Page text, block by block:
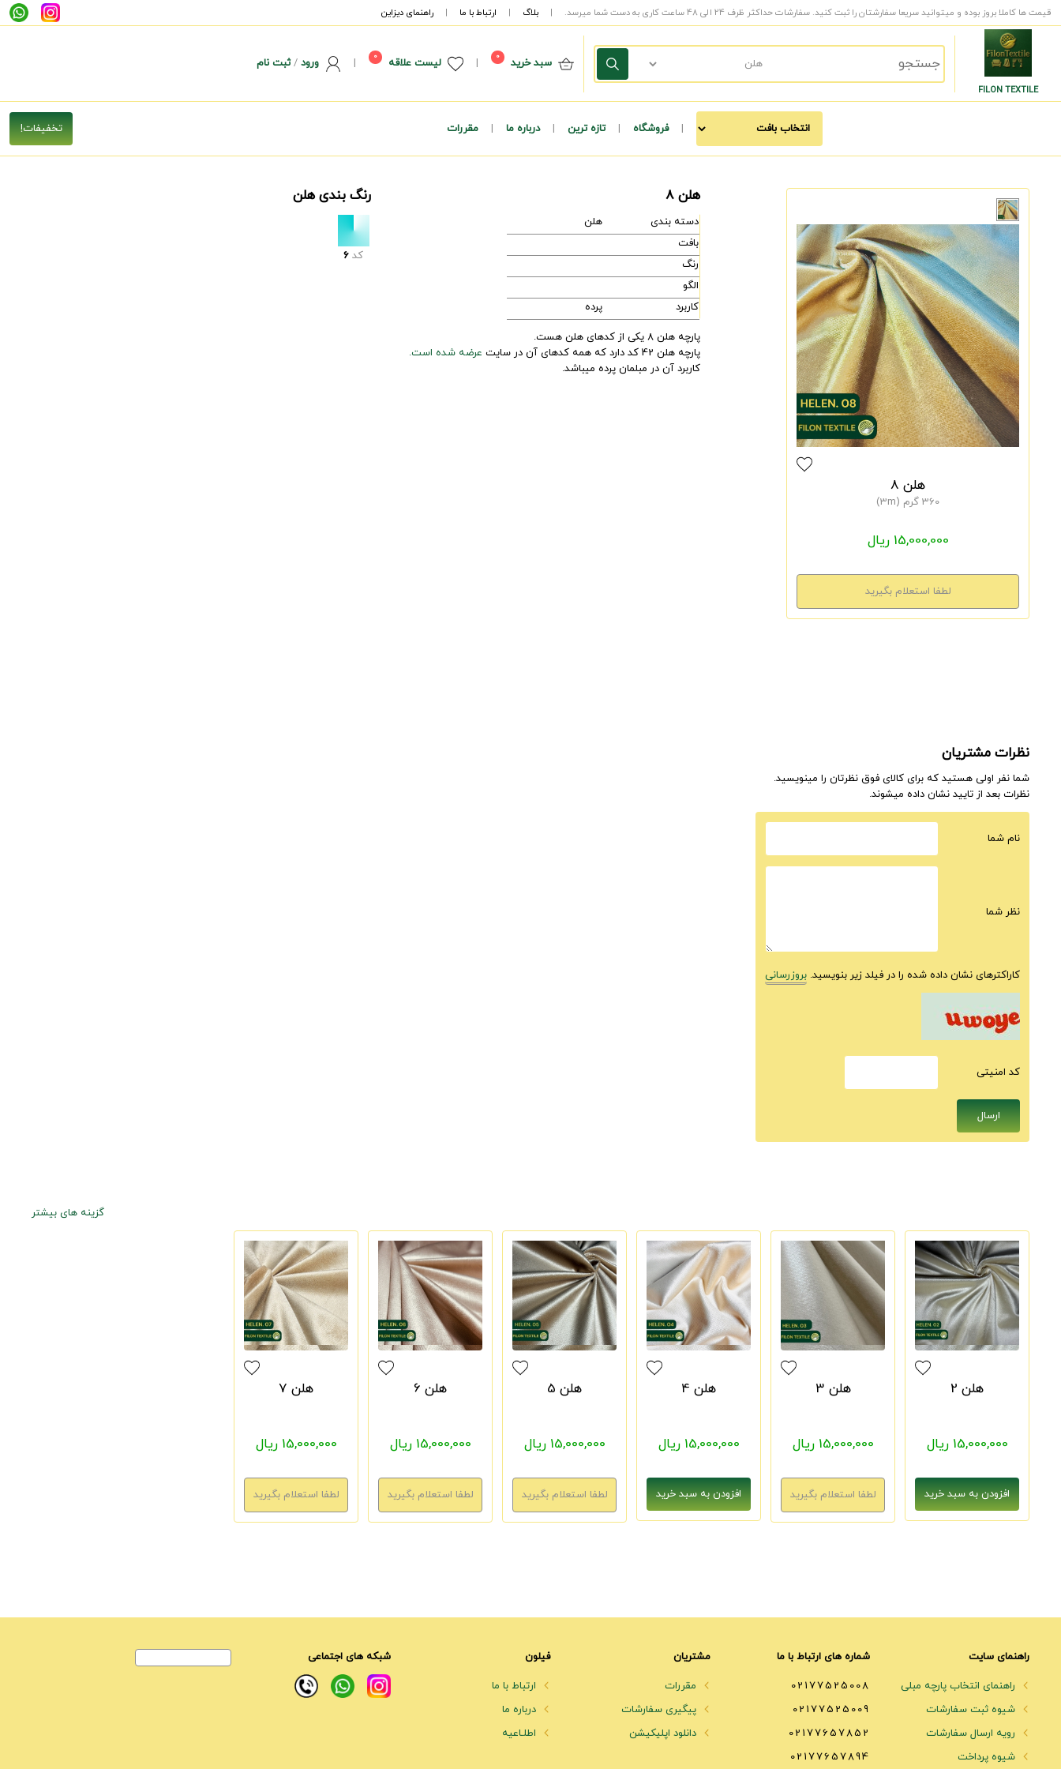
قیمت ها کاملا بروز بوده و میتوانید سریعا سفارشتان را ثبت کنید. سفارشات حداکثر ظرف 24 الی 48 ساعت کاری به دست شما میرسد. | بلاگ | ارتباط با ما | راهنمای دیزاین
FILON TEXTILE
سبد خرید 0
| لیست علاقه 0
| ورود/ثبت نام
| فروشگاه | تازه ترین | درباره ما | مقررات
هلن 8
360 گرم (3m)
15,000,000 ریال
هلن 8
دسته بندی
هلن
بافت
رنگ
الگو
کاربرد
پرده
پارچه هلن 8 یکی از کدهای هلن هست.
پارچه هلن 42 کد دارد که همه کدهای آن در سایت
عرضه شده است.
کاربرد آن در مبلمان پرده میباشد.
رنگ بندی هلن
کد 6
نظرات مشتریان
شما نفر اولی هستید که برای کالای فوق نظرتان را مینویسید.
نظرات بعد از تایید نشان داده میشوند.
نام شما
نظر شما
کاراکترهای نشان داده شده را در فیلد زیر بنویسید. بروزرسانی
كد امنيتى
گزینه های بیشتر
هلن 2
15,000,000 ریال
هلن 3
15,000,000 ریال
هلن 4
15,000,000 ریال
هلن 5
15,000,000 ریال
هلن 6
15,000,000 ریال
هلن 7
15,000,000 ریال
راهنمای سایت
راهنمای انتخاب پارچه مبلی
شیوه ثبت سفارشات
رویه ارسال سفارشات
شیوه پرداخت
شماره های ارتباط با ما
02177525008
02177525009
02177657852
02177657894
مشتریان
مقررات
پیگیری سفارشات
دانلود اپلیکیشن
فیلون
ارتباط با ما
درباره ما
اطلـاعیه
شبکه های اجتماعی